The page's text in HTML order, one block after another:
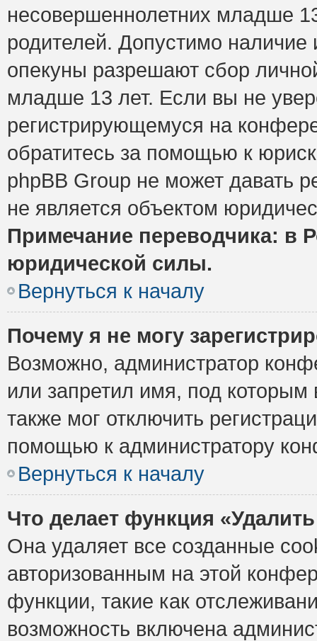
несовершеннолетних младше
родителей. Допустимо наличие
опекуны разрешают сбор
младше 13 лет. Если вы не
регистрирующемуся на
обратитесь за помощью к
phpBB Group не может давать
не является объектом
Примечание переводчика: в
юридической силы.
Вернуться к началу
Почему я не могу
Возможно, администратор
или запретил имя, под которым
также мог отключить
помощью к администратору
Вернуться к началу
Что делает функция
Она удаляет все созданные
авторизованным на этой
функции, такие как
возможность включена